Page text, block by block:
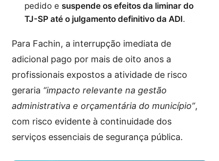
pedido e suspende os efeitos da liminar do
TJ-SP até o julgamento definitivo da ADI.
Para Fachin, a interrupção imediata de
adicional pago por mais de oito anos a
profissionais expostos a atividade de risco
geraria “impacto relevante na gestão
administrativa e orçamentária do município”,
com risco evidente à continuidade dos
serviços essenciais de segurança pública.